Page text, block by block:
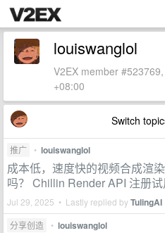
louiswanglol
V2EX member
+08:00
Switch
推广 • louiswanglol
成本低，速度快的视频合成渲
吗？ Chillin Render API 注册试
Jul 29, 2025 • Lastly replied byTulingAI
分享创造 • louiswanglol